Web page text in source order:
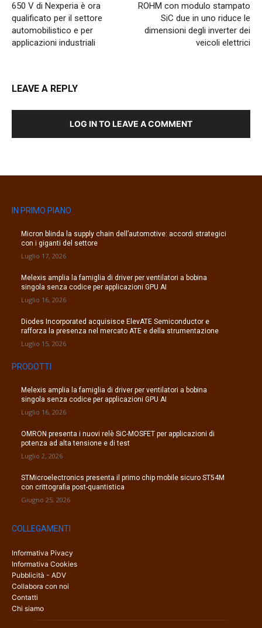
650 V di Nexperia è ora
qualificato per il settore
automobilistico e per
applicazioni industriali
ROHM con modulo stampato
SiC due in uno riduce le
dimensioni degli inverter dei
veicoli elettrici
LEAVE A REPLY
LOG IN TO LEAVE A COMMENT
IN PRIMO PIANO
Micron blinda la supply chain dell’automotive: accordi strategici
con i giganti del settore
Luglio 17, 2026
Melexis amplia la famiglia di driver per ventilatori a bobina
singola senza codice per applicazioni GPU AI
Luglio 16, 2026
Diodes Incorporated acquisisce ElevATE Semiconductor e
rafforza la presenza nel mercato ATE e della strumentazione
Luglio 15, 2026
PRODOTTI
Melexis amplia la famiglia di driver per ventilatori a bobina
singola senza codice per applicazioni GPU AI
Luglio 16, 2026
OMRON presenta i nuovi relè SiC-MOSFET per applicazioni di
potenza ad alta tensione e di test
Luglio 2, 2026
STMicroelectronics presenta il primo chip mobile sicuro ST54M
con crittografia post-quantistica
Giugno 25, 2026
COLLEGAMENTI
Informativa Pivacy
Informativa Cookies
Pubblicità - ADV
Collabora con noi
Contatti
Chi siamo